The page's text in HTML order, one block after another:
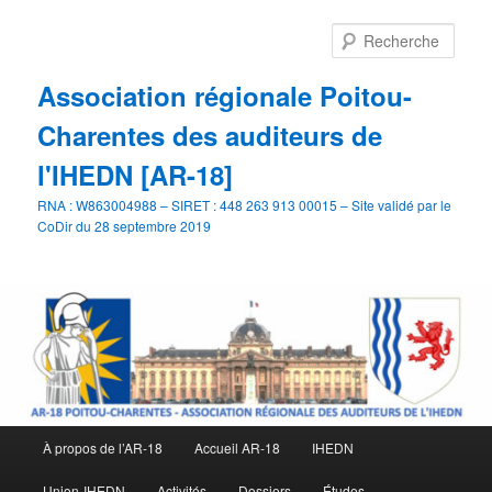
Association régionale Poitou-
Charentes des auditeurs de
l'IHEDN [AR-18]
RNA : W863004988 – SIRET : 448 263 913 00015 – Site validé par le
CoDir du 28 septembre 2019
principal
À propos de l’AR-18 Accueil AR-18 IHEDN